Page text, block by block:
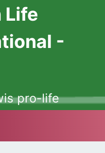
Life
-
pro-life